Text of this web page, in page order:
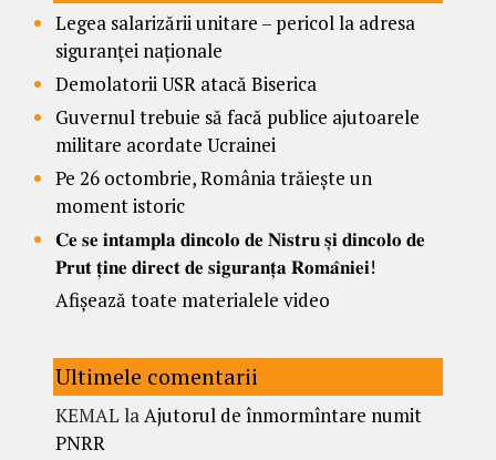
Legea salarizării unitare – pericol la adresa
siguranței naționale
Demolatorii USR atacă Biserica
Guvernul trebuie să facă publice ajutoarele
militare acordate Ucrainei
Pe 26 octombrie, România trăiește un
moment istoric
𝐂𝐞 𝐬𝐞 𝐢𝐧𝐭𝐚𝐦𝐩𝐥𝐚 𝐝𝐢𝐧𝐜𝐨𝐥𝐨 𝐝𝐞 𝐍𝐢𝐬𝐭𝐫𝐮 𝐬̦𝐢 𝐝𝐢𝐧𝐜𝐨𝐥𝐨 𝐝𝐞
𝐏𝐫𝐮𝐭 𝐭̦𝐢𝐧𝐞 𝐝𝐢𝐫𝐞𝐜𝐭 𝐝𝐞 𝐬𝐢𝐠𝐮𝐫𝐚𝐧𝐭̦𝐚 𝐑𝐨𝐦𝐚̂𝐧𝐢𝐞𝐢!
Afișează toate materialele video
Ultimele comentarii
KEMAL laAjutorul de înmormîntare numit
PNRR